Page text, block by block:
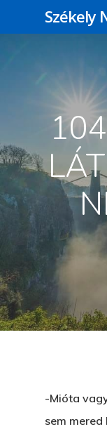
Üss egy
meg az
Székely
-Mióta
sem mered